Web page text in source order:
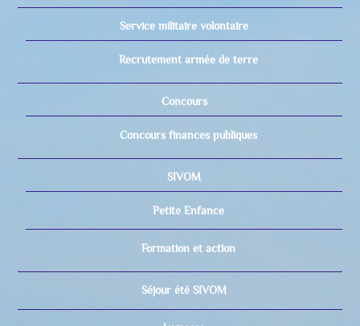
Service militaire volontaire
Recrutement armée de terre
Concours
Concours finances publiques
SIVOM
Petite Enfance
Formation et action
Séjour été SIVOM